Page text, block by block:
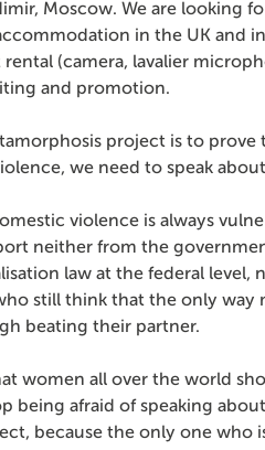
Moscow. We are looking
in the UK and in
(camera, lavalier
and promotion.
project is to prove
we need to speak
violence is always
neither from the
law at the federal level,
still think that the only way
beating their partner.
women all over the world
being afraid of speaking
because the only one who